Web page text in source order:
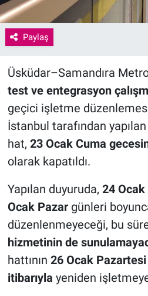
Paylaş
Üsküdar–Samandıra
test ve entegrasyon
geçici işletme
İstanbul tarafından
hat, 23 Ocak Cuma
olarak kapatıldı.
Yapılan duyuruda, 24
Ocak Pazargünleri
düzenlenmeyeceği, bu
hizmetinin de
hattının 26 Ocak
itibarıyla yeniden